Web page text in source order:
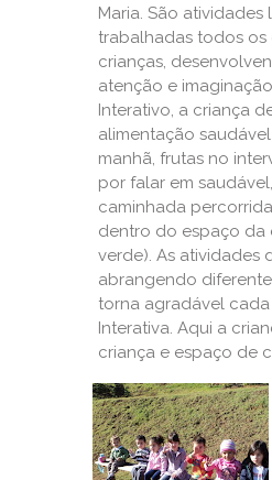
Maria. São atividades
trabalhadas todos os
crianças,
atenção e
Interativo, a criança
alimentação
manhã, frutas no
por falar em
caminhada
dentro do espaço da
verde). As atividades
abrangendo
torna agradável
Interativa. Aqui a
criança e espaço de